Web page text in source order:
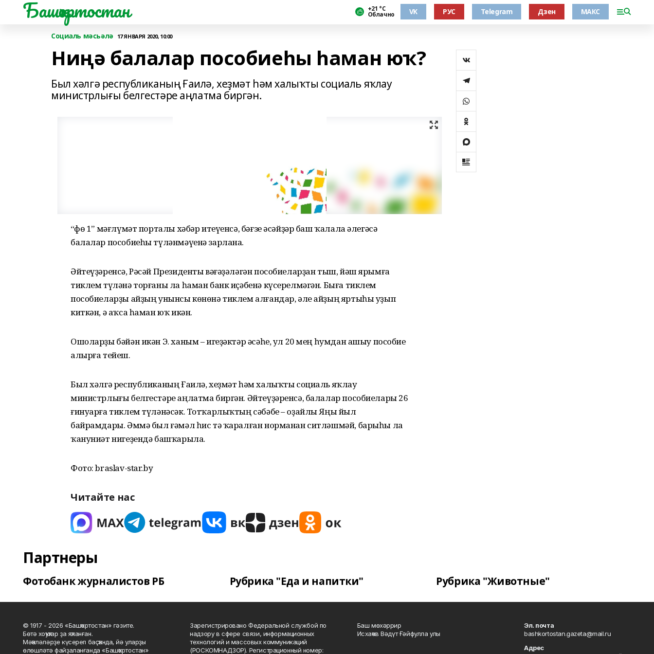
Башҡортостан +21 °С
Облачно VK РУС Telegram Дзен МАКС
Социаль мәсьәлә 17 ЯНВАРЯ 2020, 10:00
Ниңә балалар пособиеһы һаман юҡ?
Был хәлгә республиканың Ғаилә, хеҙмәт һәм халыҡты социаль яҡлау
министрлығы белгестәре аңлатма биргән.
“Өфө 1” мәғлүмәт порталы хәбәр итеүенсә, бәғзе әсәйҙәр баш ҡалала әлегәсә
балалар пособиеһы түләнмәүенә зарлана.
Әйтеүҙәренсә, Рәсәй Президенты вәғәҙәләгән пособиеларҙан тыш, йәш ярымға
тиклем түләнә торғаны ла һаман банк иҫәбенә күсерелмәгән. Быға тиклем
пособиеларҙы айҙың унынсы көнөнә тиклем алғандар, әле айҙың яртыһы уҙып
киткән, ә аҡса һаман юҡ икән.
Ошоларҙы бәйән икән Э. ханым – игеҙәктәр әсәһе, ул 20 мең һумдан ашыу пособие
алырға тейеш.
Был хәлгә республиканың Ғаилә, хеҙмәт һәм халыҡты социаль яҡлау
министрлығы белгестәре аңлатма биргән. Әйтеүҙәренсә, балалар пособиелары 26
ғинуарға тиклем түләнәсәк. Тотҡарлыҡтың сәбәбе – оҙайлы Яңы йыл
байрамдары. Әммә был ғәмәл һис тә ҡаралған норманан ситләшмәй, барыһы ла
ҡануниәт нигеҙендә башҡарыла.
Фото: braslav-star.by
Читайте нас
Партнеры
Фотобанк журналистов РБ Рубрика "Еда и напитки" Рубрика "Животные"
© 1917 - 2026 «Башҡортостан» гәзите.
Бөтә хоҡуҡтар ҙа яҡланған.
Мәҡәләләрҙе күсереп баҫҡанда, йә уларҙы
өлөшләтә файҙаланғанда «Башҡортостан»
Зарегистрировано Федеральной службой по
надзору в сфере связи, информационных
технологий и массовых коммуникаций
(РОСКОМНАДЗОР). Регистрационный номер:
Баш мөхәррир
Исхаҡов Вәдүт Ғәйфулла улы
Эл. почта
bashkortostan.gazeta@mail.ru
Адрес